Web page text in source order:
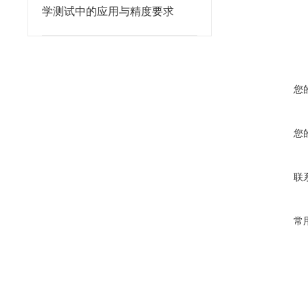
学测试中的应用与精度要求
您
您
联
常